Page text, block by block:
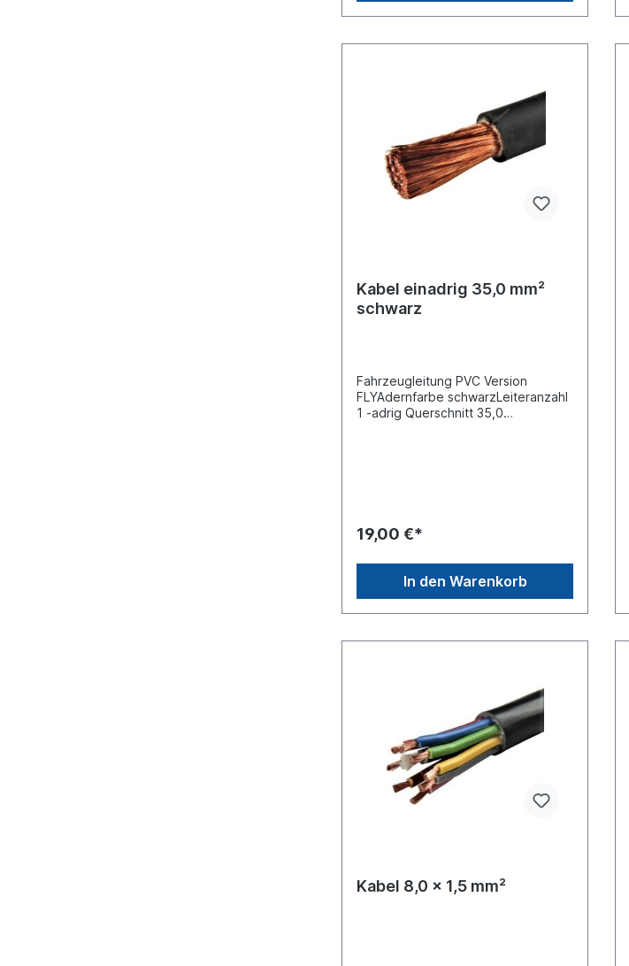
Kabel einadrig 35,0 mm²
schwarz
Fahrzeugleitung PVC Version
FLYAdernfarbe schwarzLeiteranzahl
1 -adrig Querschnitt 35,0
19,00 €*
In den Warenkorb
Kabel 8,0 x 1,5 mm²